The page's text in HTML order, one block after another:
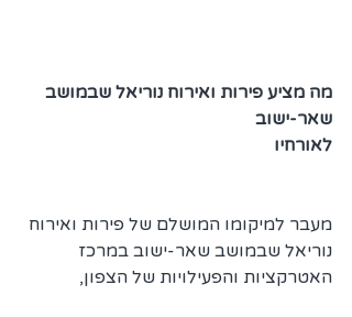
מה מציע פירות ואירוח נוריאל שבמושב
שאר-ישוב
לאורחיו
מעבר למיקומו המושלם של פירות ואירוח
נוריאל שבמושב שאר-ישוב במרכז
האטרקציות והפעילויות של הצפון,